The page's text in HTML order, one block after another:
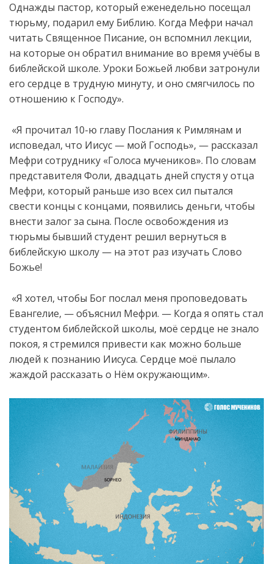
Однажды пастор, который еженедельно посещал
тюрьму, подарил ему Библию. Когда Мефри начал
читать Священное Писание, он вспомнил лекции,
на которые он обратил внимание во время учёбы в
библейской школе. Уроки Божьей любви затронули
его сердце в трудную минуту, и оно смягчилось по
отношению к Господу».
«Я прочитал 10-ю главу Послания к Римлянам и
исповедал, что Иисус — мой Господь», — рассказал
Мефри сотруднику «Голоса мучеников». По словам
представителя Фоли, двадцать дней спустя у отца
Мефри, который раньше изо всех сил пытался
свести концы с концами, появились деньги, чтобы
внести залог за сына. После освобождения из
тюрьмы бывший студент решил вернуться в
библейскую школу — на этот раз изучать Слово
Божье!
«Я хотел, чтобы Бог послал меня проповедовать
Евангелие, — объяснил Мефри. — Когда я опять стал
студентом библейской школы, моё сердце не знало
покоя, я стремился привести как можно больше
людей к познанию Иисуса. Сердце моё пылало
жаждой рассказать о Нём окружающим».